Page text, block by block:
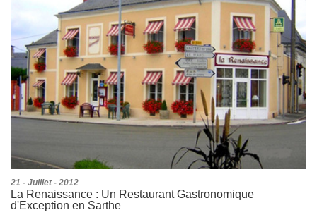
21 - Juillet - 2012
La Renaissance : Un Restaurant Gastronomique
d'Exception en Sarthe